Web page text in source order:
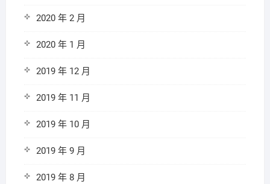
2020 年 2 月
2020 年 1 月
2019 年 12 月
2019 年 11 月
2019 年 10 月
2019 年 9 月
2019 年 8 月